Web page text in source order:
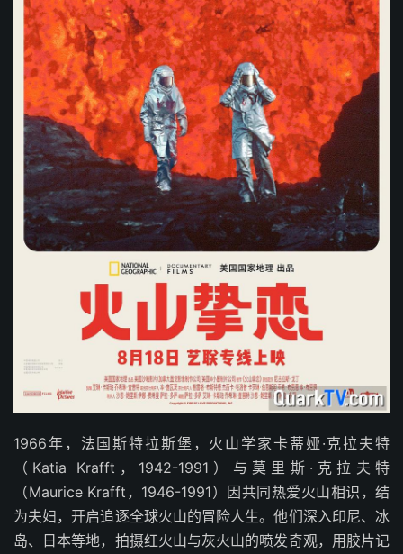
1966年，法国斯特拉斯堡，火山学家卡蒂娅·克拉夫特
（Katia Krafft，1942-1991）与莫里斯·克拉夫特
（Maurice Krafft，1946-1991）因共同热爱火山相识，结
为夫妇，开启追逐全球火山的冒险人生。他们深入印尼、冰
岛、日本等地，拍摄红火山与灰火山的喷发奇观，用胶片记